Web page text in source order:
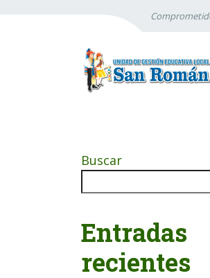
Buscar
Entradas
recientes